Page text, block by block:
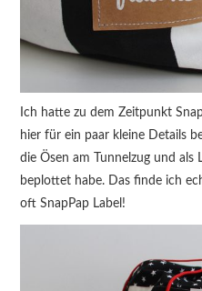
Ich hatte zu dem Zeitpunkt
hier für ein paar kleine Details
die Ösen am Tunnelzug und als
beplottet habe. Das finde ich
oft SnapPap Label!